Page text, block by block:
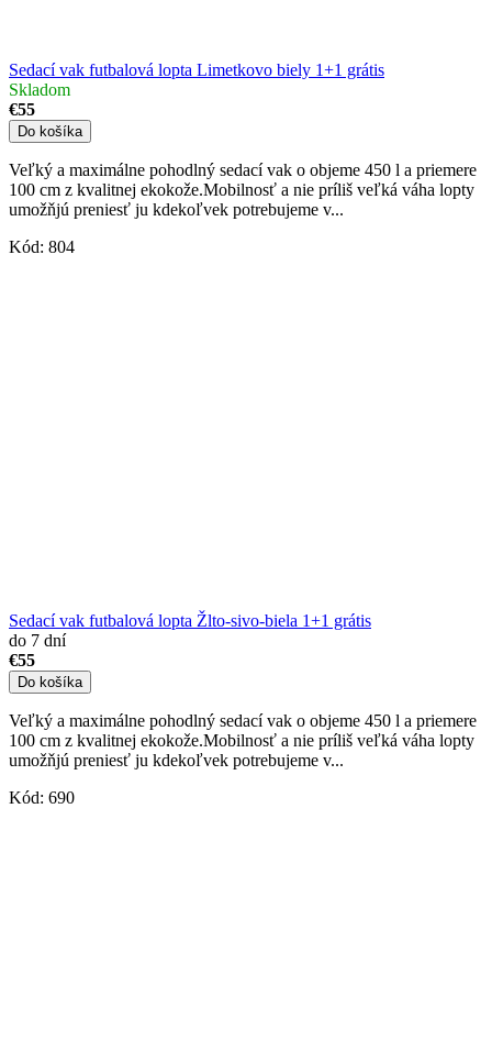
Sedací vak futbalová lopta Limetkovo biely 1+1 grátis
Skladom
€55
Do košíka
Veľký a maximálne pohodlný sedací vak o objeme 450 l a priemere
100 cm z kvalitnej ekokože.Mobilnosť a nie príliš veľká váha lopty
umožňjú preniesť ju kdekoľvek potrebujeme v...
Kód: 804
Sedací vak futbalová lopta Žlto-sivo-biela 1+1 grátis
do 7 dní
€55
Do košíka
Veľký a maximálne pohodlný sedací vak o objeme 450 l a priemere
100 cm z kvalitnej ekokože.Mobilnosť a nie príliš veľká váha lopty
umožňjú preniesť ju kdekoľvek potrebujeme v...
Kód: 690